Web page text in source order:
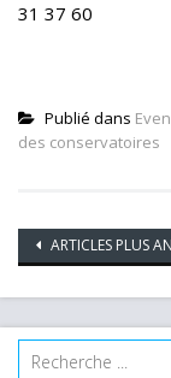
31 37 60
Publié dans
des conservatoires
des
articles
ARTICLES PLUS